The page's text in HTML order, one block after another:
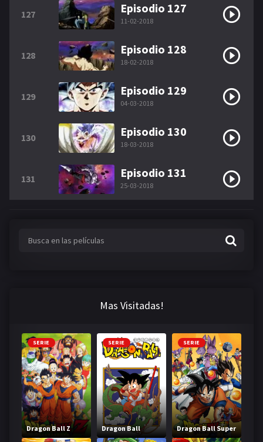
127 Episodio 127
11-02-2018
128 Episodio 128
18-02-2018
129 Episodio 129
04-03-2018
130 Episodio 130
18-03-2018
131 Episodio 131
25-03-2018
Mas Visitadas!
SERIE
Dragon Ball Z
SERIE
Dragon Ball
SERIE
Dragon Ball Super